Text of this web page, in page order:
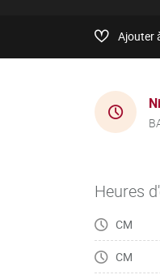
Ajouter
Heures
CM
CM